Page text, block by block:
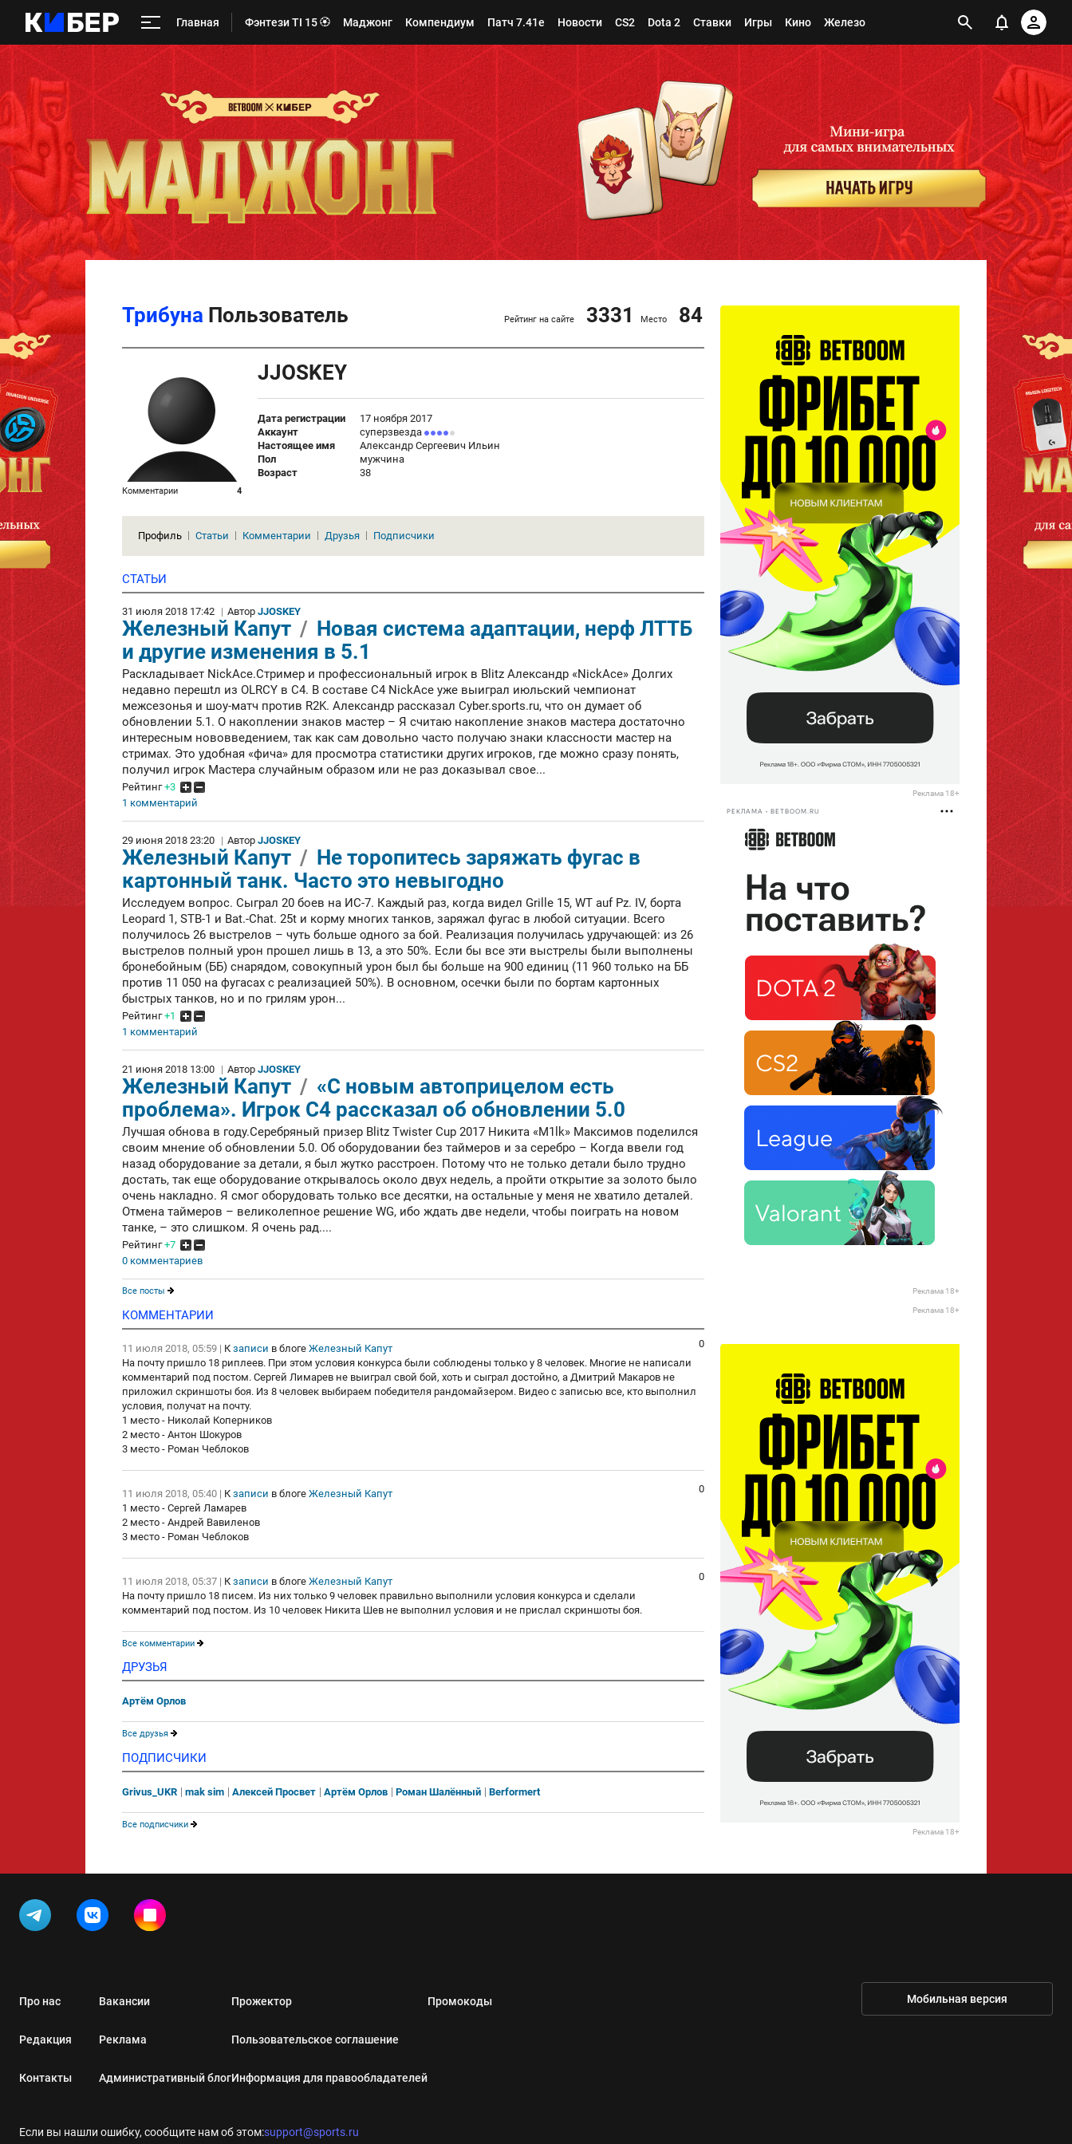
Главная Фэнтези TI 15 🏵️ Маджонг Компендиум Патч 7.41e Новости CS2 Dota 2 Ставки Игры Кино Железо
Рейтинг на сайте 3331 Место 84
Трибуна Пользователь
Комментарии 4
JJOSKEY
Дата регистрации
17 ноября 2017
Аккаунт
суперзвезда
Настоящее имя
Александр Сергеевич Ильин
Пол
мужчина
Возраст
38
Профиль Статьи Комментарии Друзья Подписчики
СТАТЬИ
31 июля 2018 17:42 | Автор JJOSKEY
Железный Капут / Новая система адаптации, нерф ЛТТБ
и другие изменения в 5.1
Раскладывает NickAce.Стример и профессиональный игрок в Blitz Александр «NickAce» Долгих
недавно перешtл из OLRCY в C4. В составе C4 NickAce уже выиграл июльский чемпионат
межсезонья и шоу-матч против R2K. Александр рассказал Cyber.sports.ru, что он думает об
обновлении 5.1. О накоплении знаков мастер – Я считаю накопление знаков мастера достаточно
интересным нововведением, так как сам довольно часто получаю знаки классности мастер на
стримах. Это удобная «фича» для просмотра статистики других игроков, где можно сразу понять,
получил игрок Мастера случайным образом или не раз доказывал свое...
Рейтинг+3
1 комментарий
29 июня 2018 23:20 | Автор JJOSKEY
Железный Капут / Не торопитесь заряжать фугас в
картонный танк. Часто это невыгодно
Исследуем вопрос. Сыграл 20 боев на ИС-7. Каждый раз, когда видел Grille 15, WT auf Pz. IV, борта
Leopard 1, STB-1 и Bat.-Chat. 25t и корму многих танков, заряжал фугас в любой ситуации. Всего
получилось 26 выстрелов – чуть больше одного за бой. Реализация получилась удручающей: из 26
выстрелов полный урон прошел лишь в 13, а это 50%. Если бы все эти выстрелы были выполнены
бронебойным (ББ) снарядом, совокупный урон был бы больше на 900 единиц (11 960 только на ББ
против 11 050 на фугасах с реализацией 50%). В основном, осечки были по бортам картонных
быстрых танков, но и по грилям урон...
Рейтинг+1
1 комментарий
21 июня 2018 13:00 | Автор JJOSKEY
Железный Капут / «С новым автоприцелом есть
проблема». Игрок С4 рассказал об обновлении 5.0
Лучшая обнова в году.Серебряный призер Blitz Twister Cup 2017 Никита «M1lk» Максимов поделился
своим мнение об обновлении 5.0. Об оборудовании без таймеров и за серебро – Когда ввели год
назад оборудование за детали, я был жутко расстроен. Потому что не только детали было трудно
достать, так еще оборудование открывалось около двух недель, а пройти открытие за золото было
очень накладно. Я смог оборудовать только все десятки, на остальные у меня не хватило деталей.
Отмена таймеров – великолепное решение WG, ибо ждать две недели, чтобы поиграть на новом
танке, – это слишком. Я очень рад....
Рейтинг+7
0 комментариев
Все посты
КОММЕНТАРИИ
11 июля 2018, 05:59 | К записи в блоге Железный Капут
0
На почту пришло 18 риплеев. При этом условия конкурса были соблюдены только у 8 человек. Многие не написали
комментарий под постом. Сергей Лимарев не выиграл свой бой, хоть и сыграл достойно, а Дмитрий Макаров не
приложил скриншоты боя. Из 8 человек выбираем победителя рандомайзером. Видео с записью все, кто выполнил
условия, получат на почту.
1 место - Николай Коперников
2 место - Антон Шокуров
3 место - Роман Чеблоков
11 июля 2018, 05:40 | К записи в блоге Железный Капут
0
1 место - Сергей Ламарев
2 место - Андрей Вавиленов
3 место - Роман Чеблоков
11 июля 2018, 05:37 | К записи в блоге Железный Капут
0
На почту пришло 18 писем. Из них только 9 человек правильно выполнили условия конкурса и сделали
комментарий под постом. Из 10 человек Никита Шев не выполнил условия и не прислал скриншоты боя.
Все комментарии
ДРУЗЬЯ
Артём Орлов
Все друзья
ПОДПИСЧИКИ
Grivus_UKR mak sim Алексей Просвет Артём Орлов Роман Шалённый Berformert
Все подписчики
Реклама 18+
РЕКЛАМА • BETBOOM.RU
Реклама 18+
Реклама 18+
Реклама 18+
Про нас
Редакция
Контакты
Вакансии
Реклама
Административный блог
Прожектор
Пользовательское соглашение
Информация для правообладателей
Промокоды Мобильная версия
Если вы нашли ошибку, сообщите нам об этом:support@sports.ru